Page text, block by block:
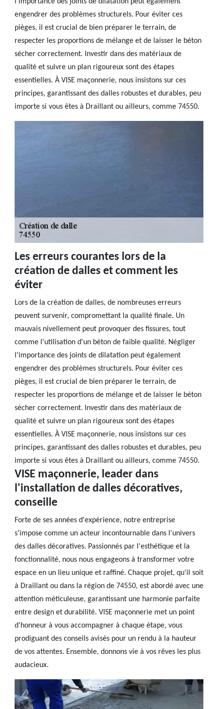
engendrer des problèmes structurels. Pour éviter ces
pièges, il est crucial de bien préparer le terrain, de
respecter les proportions de mélange et de laisser le béton
sécher correctement. Investir dans des matériaux de
qualité et suivre un plan rigoureux sont des étapes
essentielles. À VISE maçonnerie, nous insistons sur ces
principes, garantissant des dalles robustes et durables, peu
importe si vous êtes à Draillant ou ailleurs, comme 74550.
Les erreurs courantes lors de la
création de dalles et comment les
éviter
Lors de la création de dalles, de nombreuses erreurs
peuvent survenir, compromettant la qualité finale. Un
mauvais nivellement peut provoquer des fissures, tout
comme l'utilisation d'un béton de faible qualité. Négliger
l'importance des joints de dilatation peut également
engendrer des problèmes structurels. Pour éviter ces
pièges, il est crucial de bien préparer le terrain, de
respecter les proportions de mélange et de laisser le béton
sécher correctement. Investir dans des matériaux de
qualité et suivre un plan rigoureux sont des étapes
essentielles. À VISE maçonnerie, nous insistons sur ces
principes, garantissant des dalles robustes et durables, peu
importe si vous êtes à Draillant ou ailleurs, comme 74550.
VISE maçonnerie, leader dans
l'installation de dalles décoratives,
conseille
Forte de ses années d'expérience, notre entreprise
s'impose comme un acteur incontournable dans l'univers
des dalles décoratives. Passionnés par l'esthétique et la
fonctionnalité, nous nous engageons à transformer votre
espace en un lieu unique et raffiné. Chaque projet, qu'il soit
à Draillant ou dans la région de 74550, est abordé avec une
attention méticuleuse, garantissant une harmonie parfaite
entre design et durabilité. VISE maçonnerie met un point
d'honneur à vous accompagner à chaque étape, vous
prodiguant des conseils avisés pour un rendu à la hauteur
de vos attentes. Ensemble, donnons vie à vos rêves les plus
audacieux.